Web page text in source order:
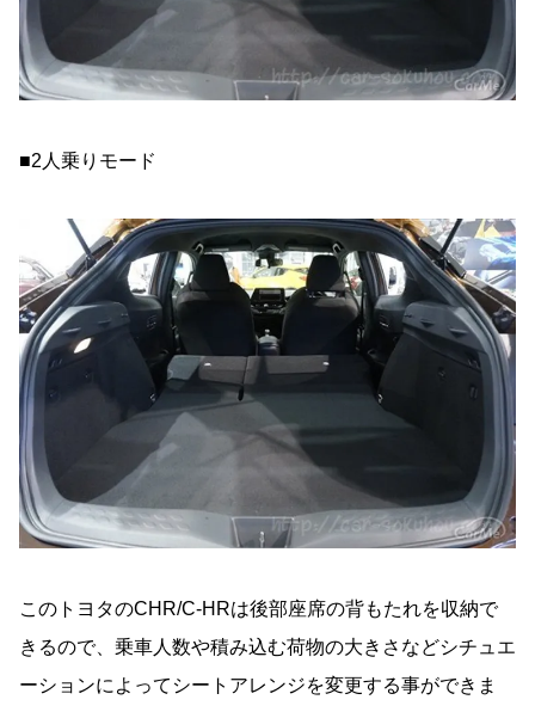
■2人乗りモード
このトヨタのCHR/C-HRは後部座席の背もたれを収納で
きるので、乗車人数や積み込む荷物の大きさなどシチュエ
ーションによってシートアレンジを変更する事ができま